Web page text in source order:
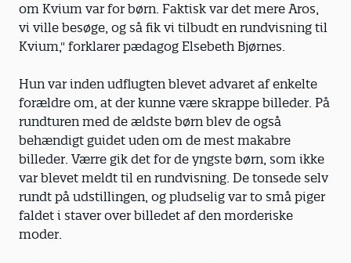
om Kvium var for børn. Faktisk var det mere Aros,
vi ville besøge, og så fik vi tilbudt en rundvisning til
Kvium," forklarer pædagog Elsebeth Bjørnes.
Hun var inden udflugten blevet advaret af enkelte
forældre om, at der kunne være skrappe billeder. På
rundturen med de ældste børn blev de også
behændigt guidet uden om de mest makabre
billeder. Værre gik det for de yngste børn, som ikke
var blevet meldt til en rundvisning. De tonsede selv
rundt på udstillingen, og pludselig var to små piger
faldet i staver over billedet af den morderiske
moder.